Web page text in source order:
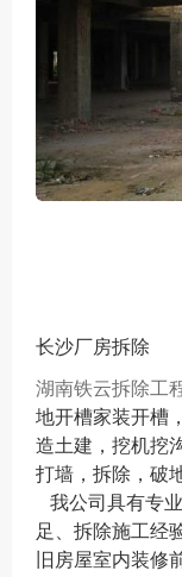
长沙厂房拆除
湖南铁云拆除工
地开槽家装开槽
造土建，挖机挖
打墙，拆除，破
我公司具有专
足、拆除施工经
旧房屋室内装修